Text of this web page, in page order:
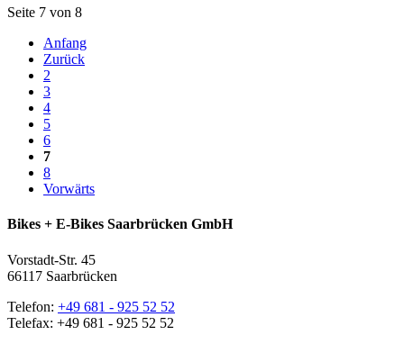
Seite 7 von 8
Anfang
Zurück
2
3
4
5
6
7
8
Vorwärts
Bikes + E-Bikes Saarbrücken GmbH
Vorstadt-Str. 45
66117 Saarbrücken
Telefon: +49 681 - 925 52 52
Telefax: +49 681 - 925 52 52